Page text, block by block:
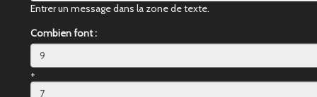
Entrer un message dans la zone de texte.
Combien font :
+